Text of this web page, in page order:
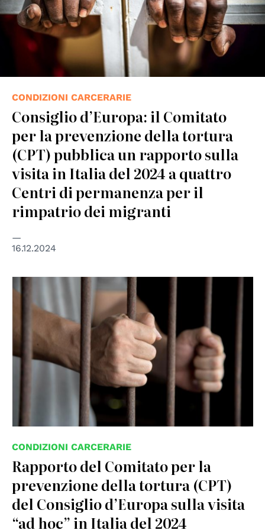
CONDIZIONI CARCERARIE
Consiglio d’Europa: il Comitato
per la prevenzione della tortura
(CPT) pubblica un rapporto sulla
visita in Italia del 2024 a quattro
Centri di permanenza per il
rimpatrio dei migranti
16.12.2024
© AP Images/European Union-EP
CONDIZIONI CARCERARIE
Rapporto del Comitato per la
prevenzione della tortura (CPT)
del Consiglio d’Europa sulla visita
“ad hoc” in Italia del 2024